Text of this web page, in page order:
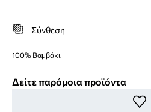
Σύνθεση
100% Βαμβάκι
Δείτε παρόμοια προϊόντα